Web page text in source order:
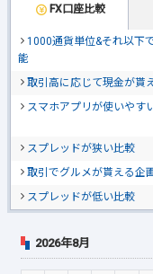
FX口座比較
1000通貨単位&それ以下
能
取引高に応じて現金が貰
スマホアプリが使いやす
スプレッドが狭い比較
取引でグルメが貰える企
スプレッドが低い比較
2026年8月